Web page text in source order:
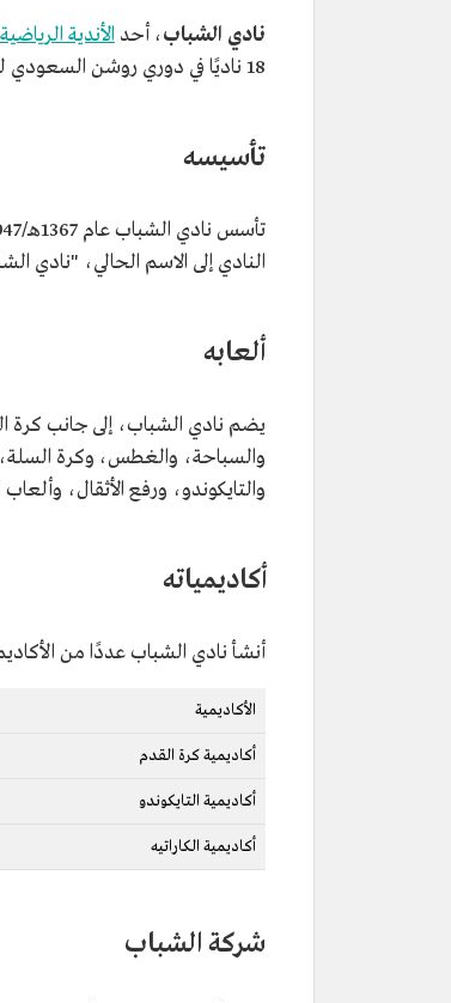
نادي الشباب، أحد الأندية
18 ناديًا في دوري روشن السعودي للمحترفين.
تأسيسه
النادي إلى الاسم الحالي، "نادي
ألعابه
يضم نادي الشباب، إلى جانب كرة
والسباحة، والغطس، وكرة السلة،
والتايكوندو، ورفع الأثقال،
أكاديمياته
أنشأ نادي الشباب عددًا من
الأكاديمية
أكاديمية كرة القدم
أكاديمية التايكوندو
أكاديمية الكاراتيه
شركة الشباب